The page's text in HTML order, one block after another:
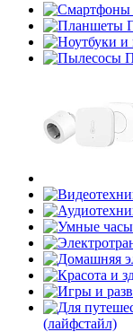
(лайфстайл)
недели